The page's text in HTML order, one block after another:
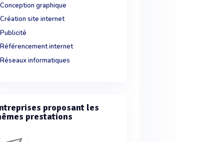
Conception graphique
Création site internet
Publicité
Référencement internet
Réseaux informatiques
proposant les
prestations